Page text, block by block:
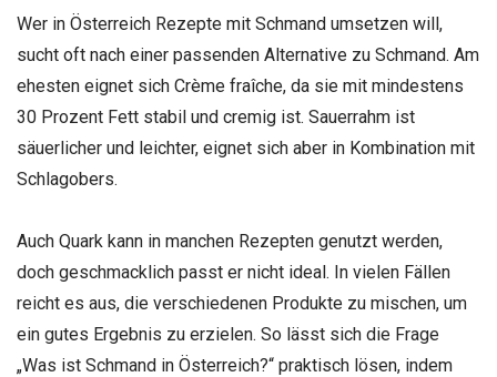
Wer in Österreich Rezepte mit Schmand umsetzen will,
sucht oft nach einer passenden Alternative zu Schmand. Am
ehesten eignet sich Crème fraîche, da sie mit mindestens
30 Prozent Fett stabil und cremig ist. Sauerrahm ist
säuerlicher und leichter, eignet sich aber in Kombination mit
Schlagobers.
Auch Quark kann in manchen Rezepten genutzt werden,
doch geschmacklich passt er nicht ideal. In vielen Fällen
reicht es aus, die verschiedenen Produkte zu mischen, um
ein gutes Ergebnis zu erzielen. So lässt sich die Frage
„Was ist Schmand in Österreich?“ praktisch lösen, indem